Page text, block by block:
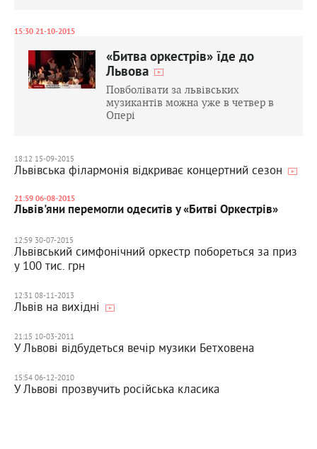
15:30 21-10-2015
«Битва оркестрів» їде до
Львова
Повболівати за львівських
музикантів можна уже в четвер в
Опері
18:12 15-09-2015
Львівська філармонія відкриває концертний сезон
21:59 06-08-2015
Львів'яни перемогли одеситів у «Битві Оркестрів»
12:59 30-07-2015
Львівський симфонічний оркестр побореться за приз
у 100 тис. грн
12:31 08-11-2013
Львів на вихідні
21:15 10-03-2011
У Львові відбудеться вечір музики Бетховена
15:54 06-12-2010
У Львові прозвучить російська класика